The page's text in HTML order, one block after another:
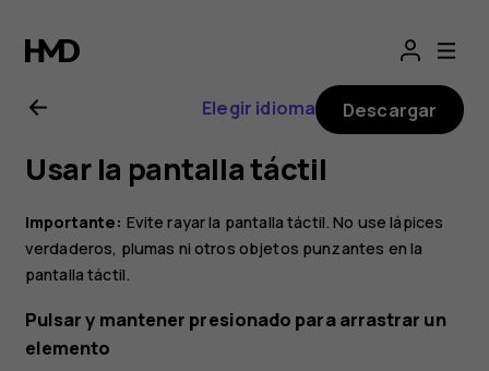
Manual
del
usuario
de
Nokia
2.1
Elegir idioma Descargar
Usar la pantalla táctil
Importante: Evite rayar la pantalla táctil. No use lápices
verdaderos, plumas ni otros objetos punzantes en la
pantalla táctil.
Pulsar y mantener presionado para arrastrar un
elemento